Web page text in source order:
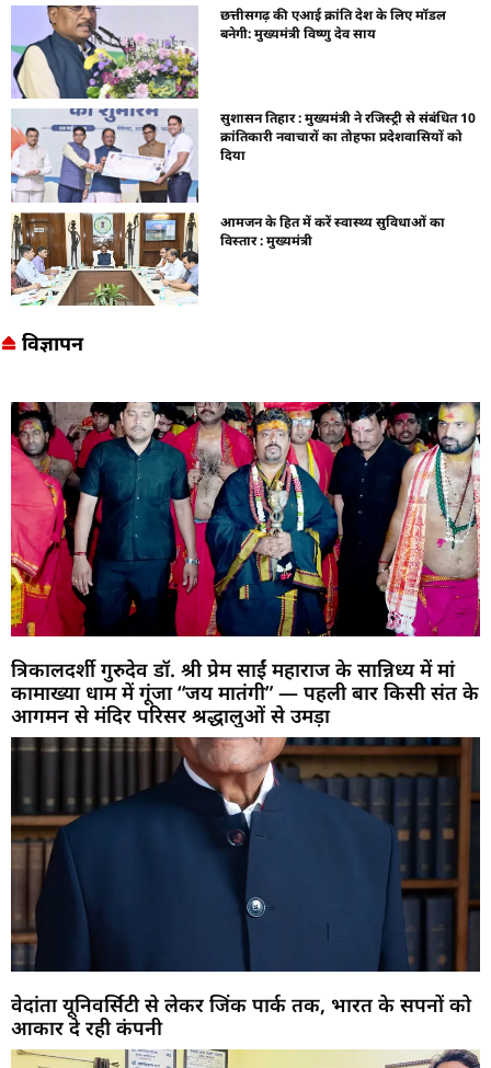
छत्तीसगढ़ की एआई क्रांति देश के लिए मॉडल
बनेगी: मुख्यमंत्री विष्णु देव साय
सुशासन तिहार : मुख्यमंत्री ने रजिस्ट्री से संबंधित 10
क्रांतिकारी नवाचारों का तोहफा प्रदेशवासियों को
दिया
आमजन के हित में करें स्वास्थ्य सुविधाओं का
विस्तार : मुख्यमंत्री
विज्ञापन
त्रिकालदर्शी गुरुदेव डॉ. श्री प्रेम साईं महाराज के सान्निध्य में मां
कामाख्या धाम में गूंजा “जय मातंगी” — पहली बार किसी संत के
आगमन से मंदिर परिसर श्रद्धालुओं से उमड़ा
वेदांता यूनिवर्सिटी से लेकर जिंक पार्क तक, भारत के सपनों को
आकार दे रही कंपनी